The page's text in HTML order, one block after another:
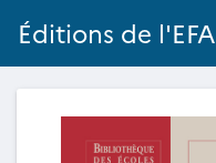
Éditions de l'EFA